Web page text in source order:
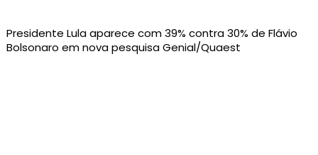
Presidente Lula aparece com 39% contra 30% de Flávio
Bolsonaro em nova pesquisa Genial/Quaest